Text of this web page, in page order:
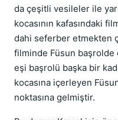
da çeşitli vesileler ile
kocasının kafasındaki
dahi seferber etmekten
filminde Füsun başrolde
eşi başrolü başka bir
kocasına içerleyen
noktasına gelmiştir.